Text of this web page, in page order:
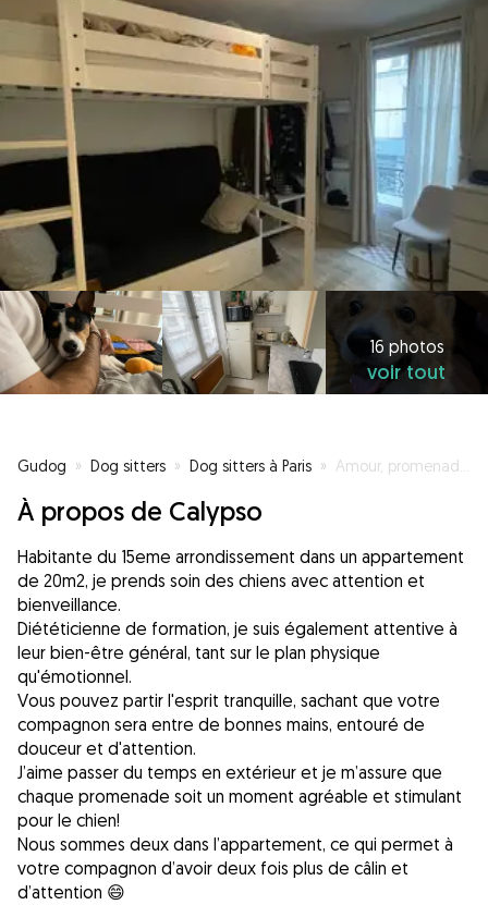
16 photos
voir tout
Gudog » Dog sitters » Dog sitters à Paris » Amour, promenades et câlins pour votre toutou
À propos de Calypso
Habitante du 15eme arrondissement dans un appartement
de 20m2, je prends soin des chiens avec attention et
bienveillance.
Diététicienne de formation, je suis également attentive à
leur bien-être général, tant sur le plan physique
qu'émotionnel.
Vous pouvez partir l'esprit tranquille, sachant que votre
compagnon sera entre de bonnes mains, entouré de
douceur et d'attention.
J’aime passer du temps en extérieur et je m’assure que
chaque promenade soit un moment agréable et stimulant
pour le chien!
Nous sommes deux dans l’appartement, ce qui permet à
votre compagnon d’avoir deux fois plus de câlin et
d’attention 😄